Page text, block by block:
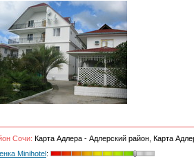
Сочи: Карта Адлера - Адлерский район, Карта
Minihotel: